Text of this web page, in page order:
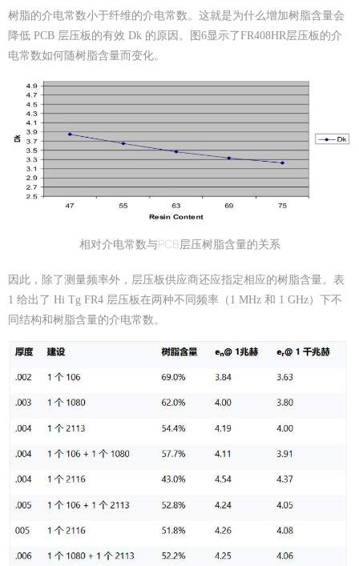
树脂的介电常数小于纤维的介电常数。这就是为什么增加树脂含量会
降低 PCB 层压板的有效 Dk 的原因。图6显示了FR408HR层压板的介
电常数如何随树脂含量而变化。
相对介电常数与PCB层压树脂含量的关系
因此，除了测量频率外，层压板供应商还应指定相应的树脂含量。表
1 给出了 Hi Tg FR4 层压板在两种不同频率（1 MHz 和 1 GHz）下不
同结构和树脂含量的介电常数。